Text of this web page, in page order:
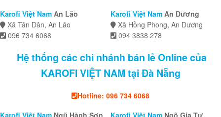
Karofi Việt Nam An Lão
Xã Tân Dân, An Lão
096 734 6068
Karofi Việt Nam An Dương
Xã Hồng Phong, An Dương
094 3838 278
Hệ thống các chi nhánh bán lẻ Online của
KAROFI VIỆT NAM tại Đà Nẵng
Hotline: 096 734 6068
Karofi Việt Nam Ngũ Hành Sơn
Karofi Việt Nam Ngô Gia Tự